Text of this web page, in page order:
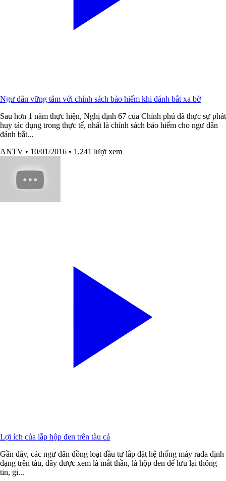
Ngư dân vững tâm với chính sách bảo hiểm khi đánh bắt xa bờ
Sau hơn 1 năm thực hiện, Nghị định 67 của Chính phủ đã thực sự phát
huy tác dụng trong thực tế, nhất là chính sách bảo hiểm cho ngư dân
đánh bắt...
ANTV • 10/01/2016 • 1,241 lượt xem
Lợi ích của lắp hộp đen trên tàu cá
Gần đây, các ngư dân đồng loạt đầu tư lắp đặt hệ thống máy rađa định
dạng trên tàu, đây được xem là mắt thần, là hộp đen để lưu lại thông
tin, gi...